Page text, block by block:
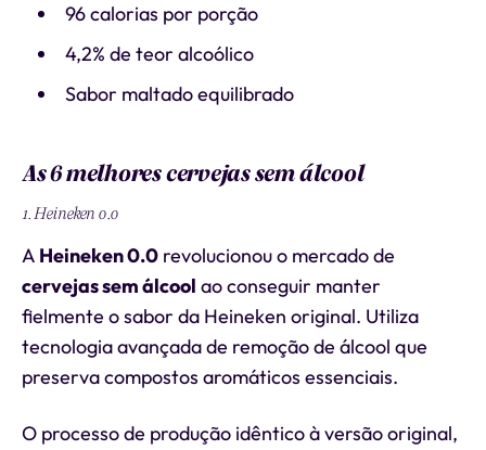
96 calorias por porção
4,2% de teor alcoólico
Sabor maltado equilibrado
As 6 melhores cervejas sem álcool
1. Heineken 0.0
A Heineken 0.0 revolucionou o mercado de
cervejas sem álcool ao conseguir manter
fielmente o sabor da Heineken original. Utiliza
tecnologia avançada de remoção de álcool que
preserva compostos aromáticos essenciais.
O processo de produção idêntico à versão original,